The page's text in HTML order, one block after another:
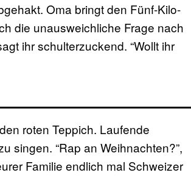
Oma bringt den Fünf-Kilo-
die unausweichliche Frage nach
ihr schulterzuckend. “Wollt ihr
roten Teppich. Laufende
singen. “Rap an Weihnachten?”,
Familie endlich mal Schweizer